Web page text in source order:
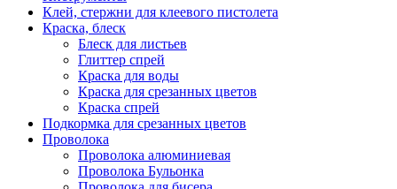
Клей, стержни для клеевого пистолета
Краска, блеск
Блеск для листьев
Глиттер спрей
Краска для воды
Краска для срезанных цветов
Краска спрей
Подкормка для срезанных цветов
Проволока
Проволока алюминиевая
Проволока Бульонка